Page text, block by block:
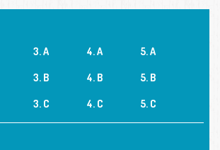
3. A
3. B
3. C
4. A
4. B
4. C
5. A
5. B
5. C